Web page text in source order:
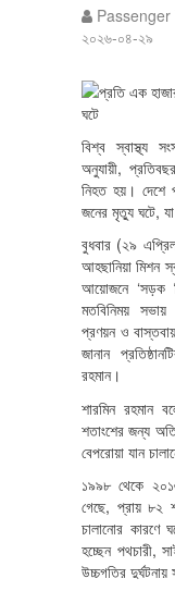
২০২৬-০৪-২৯
বিশ্ব স্বাস্থ্য
অনুযায়ী,
নিহত হয়। দেশে
জনের মৃত্যু ঘটে,
বুধবার (২৯
আহছানিয়া মিশন
আয়োজনে ‘সড়ক
মতবিনিময় সভায়
প্রণয়ন ও
জানান
রহমান।
শারমিন রহমান
শতাংশের জন্য
বেপরোয়া যান
১৯৯৮ থেকে
গেছে, প্রায় ৮২
চালানোর কারণে
হচ্ছেন পথচারী,
উচ্চগতির